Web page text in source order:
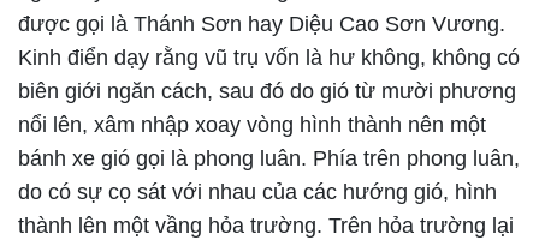
được gọi là Thánh Sơn hay Diệu Cao Sơn Vương.
Kinh điển dạy rằng vũ trụ vốn là hư không, không có
biên giới ngăn cách, sau đó do gió từ mười phương
nổi lên, xâm nhập xoay vòng hình thành nên một
bánh xe gió gọi là phong luân. Phía trên phong luân,
do có sự cọ sát với nhau của các hướng gió, hình
thành lên một vầng hỏa trường. Trên hỏa trường lại